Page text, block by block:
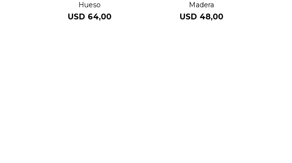
Hueso
USD 64,00
Madera
USD 48,00